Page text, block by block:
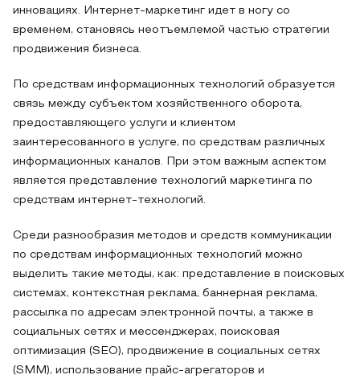
инновациях. Интернет-маркетинг идет в ногу со
временем, становясь неотъемлемой частью стратегии
продвижения бизнеса.
По средствам информационных технологий образуется
связь между субъектом хозяйственного оборота,
предоставляющего услуги и клиентом
заинтересованного в услуге, по средствам различных
информационных каналов. При этом важным аспектом
является представление технологий маркетинга по
средствам интернет-технологий.
Среди разнообразия методов и средств коммуникации
по средствам информационных технологий можно
выделить такие методы, как: представление в поисковых
системах, контекстная реклама, баннерная реклама,
рассылка по адресам электронной почты, а также в
социальных сетях и мессенджерах, поисковая
оптимизация (SEO), продвижение в социальных сетях
(SMM), использование прайс-агрегаторов и